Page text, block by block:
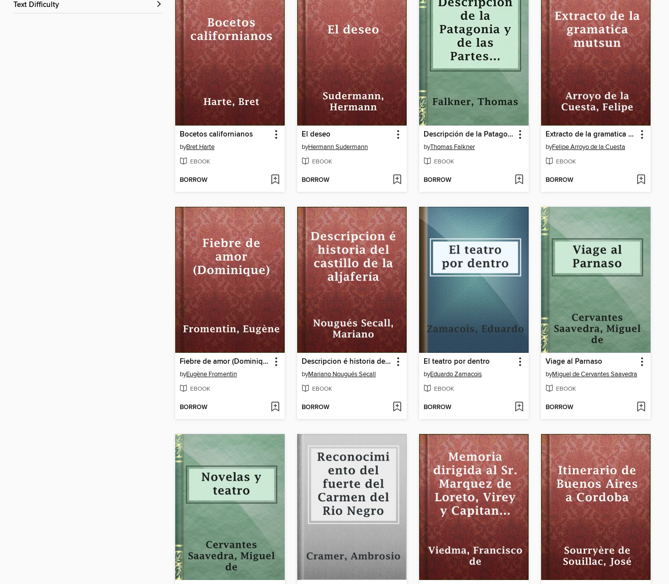
Text Difficulty
Bocetos californianos
byBret Harte
EBOOK
BORROW
El deseo
byHermann Sudermann
EBOOK
BORROW
Descripción de la Patagonia y de las Partes Adyacentes de la América Meridional
byThomas Falkner
EBOOK
BORROW
Extracto de la gramatica mutsun
byFelipe Arroyo de la Cuesta
EBOOK
BORROW
Fiebre de amor (Dominique)
byEugène Fromentin
EBOOK
BORROW
Descripcion é historia del castillo de la aljafería
byMariano Nougués Secall
EBOOK
BORROW
El teatro por dentro
byEduardo Zamacois
EBOOK
BORROW
Viage al Parnaso
byMiguel de Cervantes Saavedra
EBOOK
BORROW